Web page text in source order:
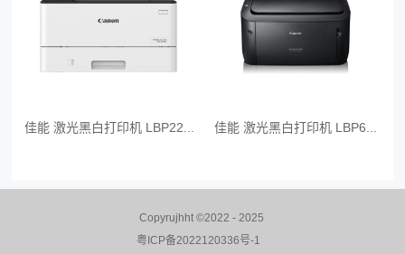
佳能 激光黑白打印机 LBP22... 佳能 激光黑白打印机 LBP6...
Copyrujhht ©2022 - 2025
粤ICP备2022120336号-1